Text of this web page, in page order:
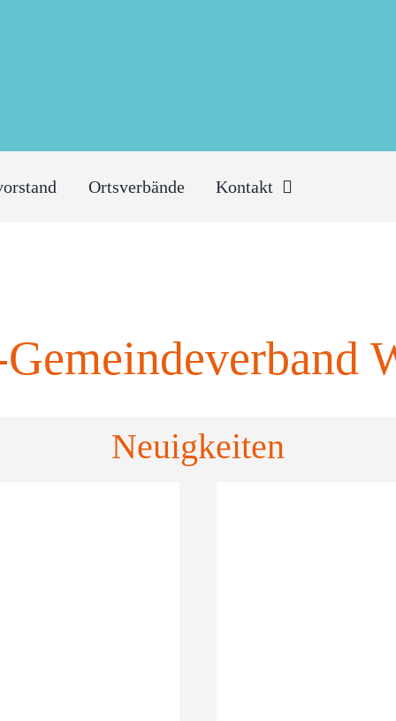
Ortsverbände Kontakt
Neuigkeiten